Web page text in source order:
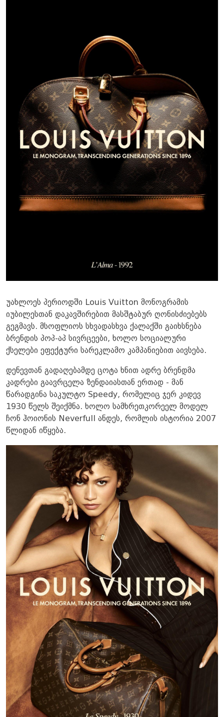
უახლოეს პერიოდში Louis Vuitton მონოგრამის
იუბილესთან დაკავშირებით მასშტაბურ ღონისძიებებს
გეგმავს. მსოფლიოს სხვადასხვა ქალაქში გაიხსნება
ბრენდის პოპ-აპ სივრცეები, ხოლო სოციალური
ქსელები ეფექტური სარეკლამო კამპანიებით აივსება.
დენევთან გადაღებამდე ცოტა ხნით ადრე ბრენდმა
კადრები გაავრცელა ზენდაიასთან ერთად - მან
წარადგინა საკულტო Speedy, რომელიც ჯერ კიდევ
1930 წელს შეიქმნა. ხოლო სამხრეთკორეელ მოდელ
ჩონ ჰოიონის Neverfull ანდეს, რომლის ისტორია 2007
წლიდან იწყება.